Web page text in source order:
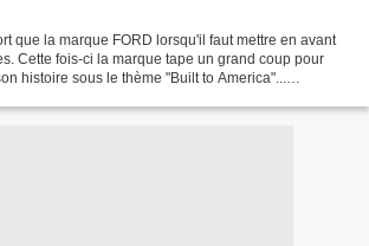
que la marque FORD lorsqu'il faut mettre en avant
Cette fois-ci la marque tape un grand coup pour
histoire sous le thème "Built to America"...